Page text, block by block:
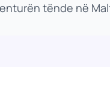
tënde në